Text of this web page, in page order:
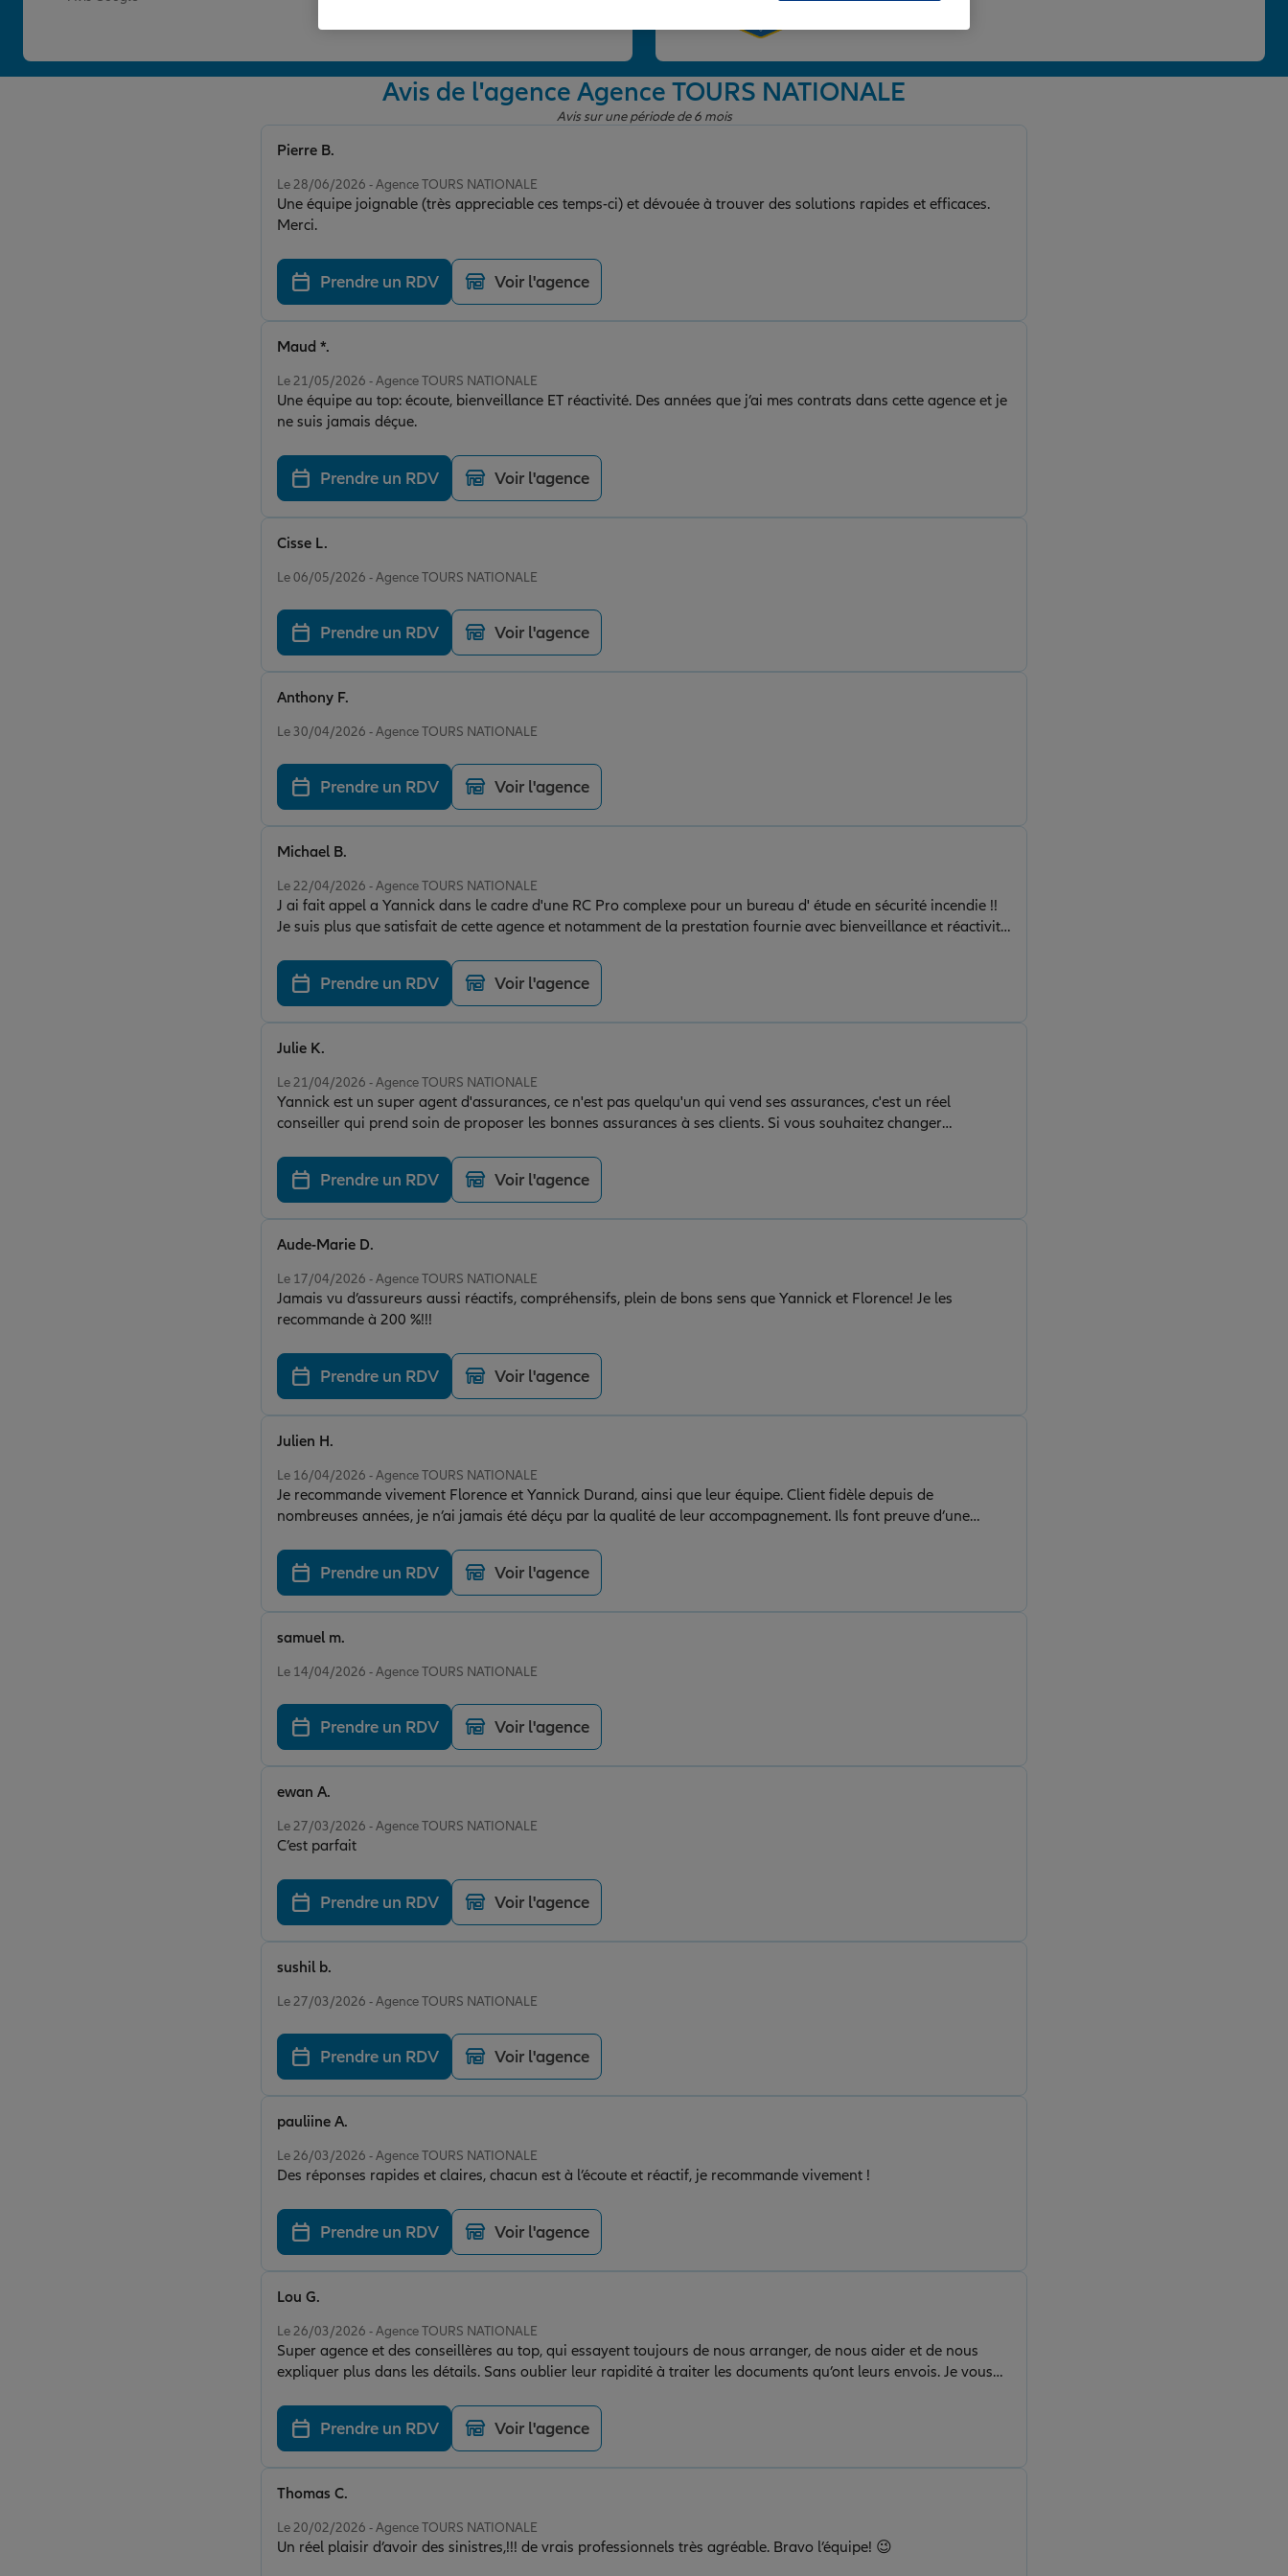
Avis de l'agence Agence TOURS NATIONALE
Avis sur une période de 6 mois
Le 28/06/2026 - Agence TOURS NATIONALE
Une équipe joignable (très appreciable ces temps-ci) et dévouée à trouver des solutions rapides et efficaces.
Merci.
Pierre B.
Prendre un RDV Voir l'agence
Le 21/05/2026 - Agence TOURS NATIONALE
Une équipe au top: écoute, bienveillance ET réactivité. Des années que j’ai mes contrats dans cette agence et je
ne suis jamais déçue.
Maud *.
Prendre un RDV Voir l'agence
Le 06/05/2026 - Agence TOURS NATIONALE
Cisse L.
Prendre un RDV Voir l'agence
Le 30/04/2026 - Agence TOURS NATIONALE
Anthony F.
Prendre un RDV Voir l'agence
Le 22/04/2026 - Agence TOURS NATIONALE
J ai fait appel a Yannick dans le cadre d'une RC Pro complexe pour un bureau d' étude en sécurité incendie !!
Je suis plus que satisfait de cette agence et notamment de la prestation fournie avec bienveillance et réactivité
Michael B.
Prendre un RDV Voir l'agence
Le 21/04/2026 - Agence TOURS NATIONALE
Yannick est un super agent d'assurances, ce n'est pas quelqu'un qui vend ses assurances, c'est un réel
conseiller qui prend soin de proposer les bonnes assurances à ses clients. Si vous souhaitez changer
vous serez reçus avec le sourire et la bienveillance.
Julie K.
Prendre un RDV Voir l'agence
Le 17/04/2026 - Agence TOURS NATIONALE
Jamais vu d’assureurs aussi réactifs, compréhensifs, plein de bons sens que Yannick et Florence! Je les
recommande à 200 %!!!
Aude-Marie D.
Prendre un RDV Voir l'agence
Le 16/04/2026 - Agence TOURS NATIONALE
Je recommande vivement Florence et Yannick Durand, ainsi que leur équipe. Client fidèle depuis de
nombreuses années, je n’ai jamais été déçu par la qualité de leur accompagnement. Ils font preuve d’une
attention chaque demande. Leur amabilité et leur professionnalisme sont constants. C’est très rassurant de
pouvoir compter sur une équipe sérieuse, humaine et efficace. Merci !
Julien H.
Prendre un RDV Voir l'agence
Le 14/04/2026 - Agence TOURS NATIONALE
samuel m.
Prendre un RDV Voir l'agence
Le 27/03/2026 - Agence TOURS NATIONALE
C’est parfait
ewan A.
Prendre un RDV Voir l'agence
Le 27/03/2026 - Agence TOURS NATIONALE
sushil b.
Prendre un RDV Voir l'agence
Le 26/03/2026 - Agence TOURS NATIONALE
Des réponses rapides et claires, chacun est à l’écoute et réactif, je recommande vivement !
pauliine A.
Prendre un RDV Voir l'agence
Le 26/03/2026 - Agence TOURS NATIONALE
Super agence et des conseillères au top, qui essayent toujours de nous arranger, de nous aider et de nous
expliquer plus dans les détails. Sans oublier leur rapidité à traiter les documents qu’ont leurs envois. Je vous
Lou G.
Prendre un RDV Voir l'agence
Le 20/02/2026 - Agence TOURS NATIONALE
Un réel plaisir d’avoir des sinistres,!!! de vrais professionnels très agréable. Bravo l’équipe! 😉
Thomas C.